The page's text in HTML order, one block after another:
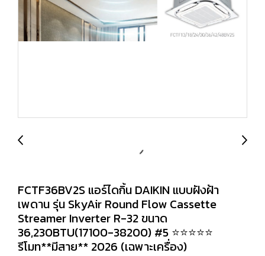
FCTF36BV2S แอร์ไดกิ้น DAIKIN แบบฝังฝ้า
เพดาน รุ่น SkyAir Round Flow Cassette
Streamer Inverter R-32 ขนาด
36,230BTU(17100-38200) #5 ⭐⭐⭐⭐⭐
รีโมท**มีสาย** 2026 (เฉพาะเครื่อง)